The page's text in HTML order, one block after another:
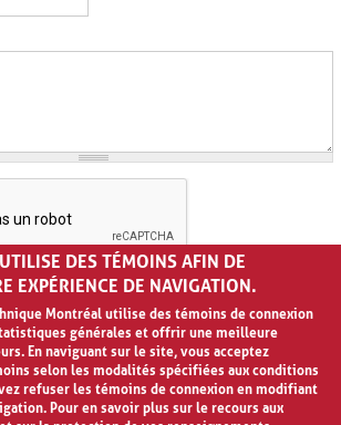
DES TÉMOINS AFIN DE
EXPÉRIENCE DE NAVIGATION.
Montréal utilise des témoins de connexion
générales et offrir une meilleure
En naviguant sur le site, vous acceptez
selon les modalités spécifiées aux conditions
refuser les témoins de connexion en modifiant
Pour en savoir plus sur le recours aux